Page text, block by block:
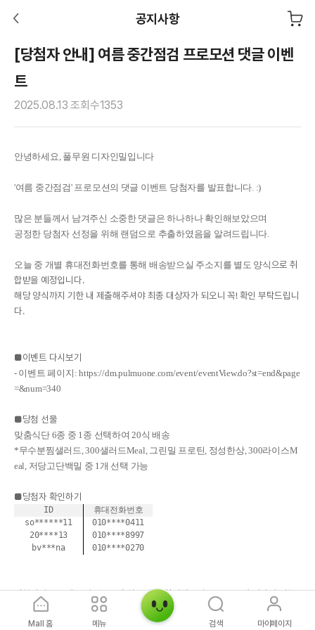
공지사항
[당첨자 안내] 여름 중간점검 프로모션 댓글 이벤
트
2025.08.13조회수1353
안녕하세요, 풀무원 디자인밀입니다
'여름 중간점검' 프로모션의 댓글 이벤트 당첨자를 발표합니다. :)
많은 분들께서 남겨주신 소중한 댓글은 하나하나 확인해보았으며
공정한 당첨자 선정을 위해 랜덤으로 추출하였음을 알려드립니다.
오늘 중 개별 휴대전화번호를 통해 배송받으실 주소지를 별도 양식 으로 취
합받을 예정입니다.
해당 양식까지 기한 내 제출해주셔야 최종 대상자가 되오니 꼭! 확인 부탁드립니
다.
■이벤트 다시보기
- 이벤트 페이지:https://dm.pulmuone.com/event/eventView.do?st=end&page
=&num=340
■당첨 선물
맞춤식단 6종 중 1종 선택하여 20식 배송
*무수분찜샐러드, 300샐러드Meal, 그린밀 프로틴, 정성한상, 300라이스M
eal, 저당고단백밀 중 1개 선택 가능
■당첨자 확인하기
ID
휴대전화번호
so******11
010****0411
20****13
010****8997
bv***na
010****0270
당첨되신 분들께는 진심으로 축하드리며, 참여해주신 모든 분들께 감사의 말씀
을 드립니다.
Mall 홈 메뉴 검색 마이페이지